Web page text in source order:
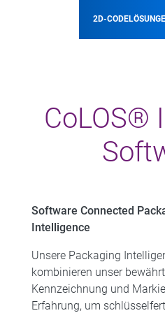
2D-
CoLOS®
Software Connected
Intelligence
Unsere Packaging
kombinieren unser
Kennzeichnung und
Erfahrung, um